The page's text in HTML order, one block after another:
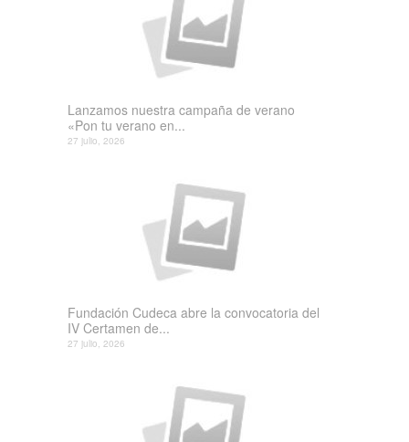
Lanzamos nuestra campaña de verano
«Pon tu verano en...
27 julio, 2026
Fundación Cudeca abre la convocatoria del
IV Certamen de...
27 julio, 2026